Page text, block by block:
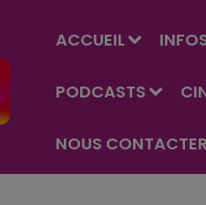
ACCUEIL
PODCASTS
NOUS CONTACTER